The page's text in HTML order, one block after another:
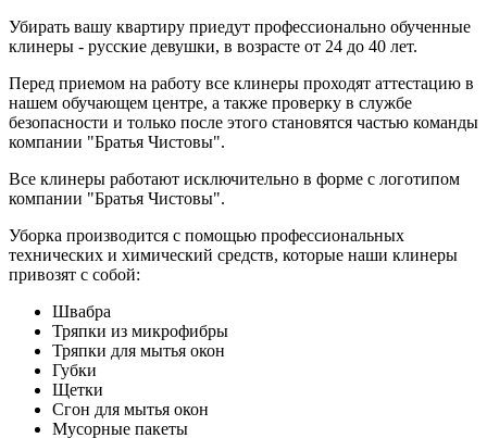
Убирать вашу квартиру приедут профессионально обученные
клинеры - русские девушки, в возрасте от 24 до 40 лет.
Перед приемом на работу все клинеры проходят аттестацию в
нашем обучающем центре, а также проверку в службе
безопасности и только после этого становятся частью команды
компании "Братья Чистовы".
Все клинеры работают исключительно в форме с логотипом
компании "Братья Чистовы".
Уборка производится с помощью профессиональных
технических и химический средств, которые наши клинеры
привозят с собой:
Швабра
Тряпки из микрофибры
Тряпки для мытья окон
Губки
Щетки
Сгон для мытья окон
Мусорные пакеты